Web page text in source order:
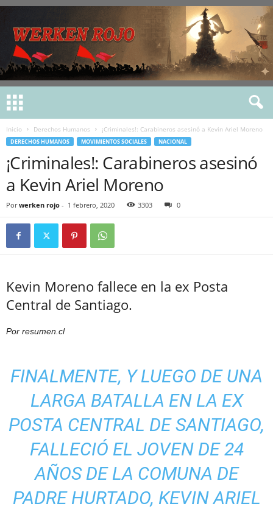
Inicio Derechos Humanos ¡Criminales!: Carabineros asesinó a Kevin Ariel Moreno
DERECHOS HUMANOS MOVIMIENTOS SOCIALES NACIONAL
¡Criminales!: Carabineros asesinó
a Kevin Ariel Moreno
Por werken rojo - 1 febrero, 2020 3303 0
Kevin Moreno fallece en la ex Posta
Central de Santiago.
Por resumen.cl
FINALMENTE, Y LUEGO DE UNA
LARGA BATALLA EN LA EX
POSTA CENTRAL DE SANTIAGO,
FALLECIÓ EL JOVEN DE 24
AÑOS DE LA COMUNA DE
PADRE HURTADO, KEVIN ARIEL